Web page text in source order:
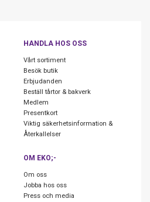
HANDLA HOS OSS
Vårt sortiment
Besök butik
Erbjudanden
Beställ tårtor & bakverk
Medlem
Presentkort
Viktig säkerhetsinformation &
Återkallelser
OM EKO;-
Om oss
Jobba hos oss
Press och media